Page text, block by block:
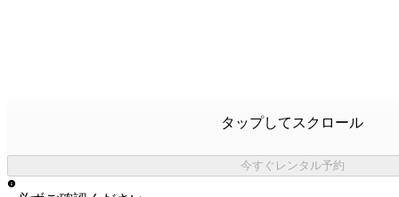
タップしてスクロール
今すぐレンタル予約